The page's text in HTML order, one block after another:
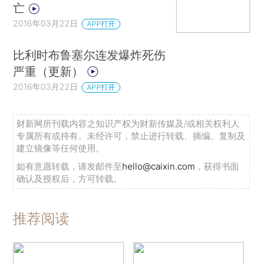
亡
2016年03月22日 APP打开
比利时布鲁塞尔连发爆炸死伤
严重（更新）
2016年03月22日 APP打开
财新网所刊载内容之知识产权为财新传媒及/或相关权利人
专属所有或持有。未经许可，禁止进行转载、摘编、复制及
建立镜像等任何使用。
如有意愿转载，请发邮件至hello@caixin.com ，获得书面
确认及授权后，方可转载。
推荐阅读